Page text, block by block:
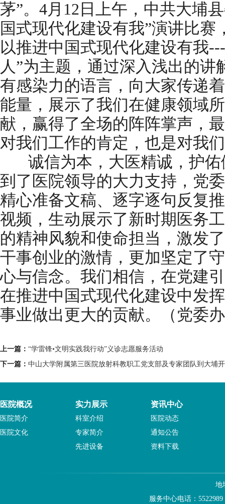
茅”。4月12日上午，中共大埔
国式现代化建设有我”演讲比
以推进中国式现代化建设有我
人”为主题，通过深入浅出的
有感染力的语言，向大家传递
能量，展示了我们在健康领域
献，赢得了全场的阵阵掌声，
对我们工作的肯定，也是对我
诚信为本，大医精诚，护佑
到了医院领导的大力支持，党
精心准备文稿、逐字逐句反复
视频，生动展示了新时期医务
的精神风貌和使命担当，激发
干事创业的激情，更加坚定了
心与信念。我们相信，在党建
在推进中国式现代化建设中发
事业做出更大的贡献。（党委
上一篇： “学雷锋•文明实践我行动”义诊志愿服务活动
下一篇： 中山大学附属第三医院放射科教职工党支部及专家团队到大埔
医院概况
医院简介
医院文化
实力展示
科室介绍
专家简介
先进设备
资讯中心
医院动态
通知公告
资料下载
地
服务中心电话：